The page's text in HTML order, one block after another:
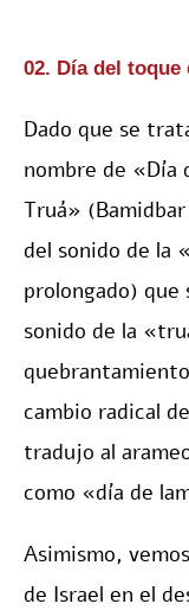
02. Día del toque
Dado que se
nombre de «Día
Truá»
del sonido de la
prolongado)
sonido de la
cambio radical
tradujo al
como «día de
Asimismo,
de Israel en el